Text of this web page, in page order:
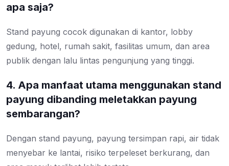
apa saja?
Stand payung cocok digunakan di kantor, lobby
gedung, hotel, rumah sakit, fasilitas umum, dan area
publik dengan lalu lintas pengunjung yang tinggi.
4. Apa manfaat utama menggunakan stand
payung dibanding meletakkan payung
sembarangan?
Dengan stand payung, payung tersimpan rapi, air tidak
menyebar ke lantai, risiko terpeleset berkurang, dan